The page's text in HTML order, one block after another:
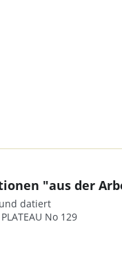
"aus der
datiert
No 129